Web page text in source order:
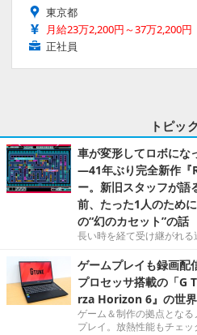
東京都
月給23万2,200円～37万2,200円
正社員
トピッ
車が変形してロボにな
―41年ぶり完全新作『
ー。新旧スタッフが語
前、たった1人のため
の“幻のカセット”の話
長い時を経て受け継がれる
ゲームプレイも録画
プロセッサ搭載の「G
rza Horizon 6』の世
ゲーム＆制作の拠点とな
プレイ。放熱性能もチェッ